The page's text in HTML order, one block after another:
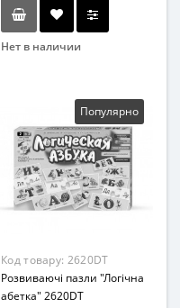
Нет в наличии
От 1 года
Материал
Пенополиэтилен
Популярно
Код товару: 2620DT
Розвиваючі пазли "Логічна
абетка" 2620DT